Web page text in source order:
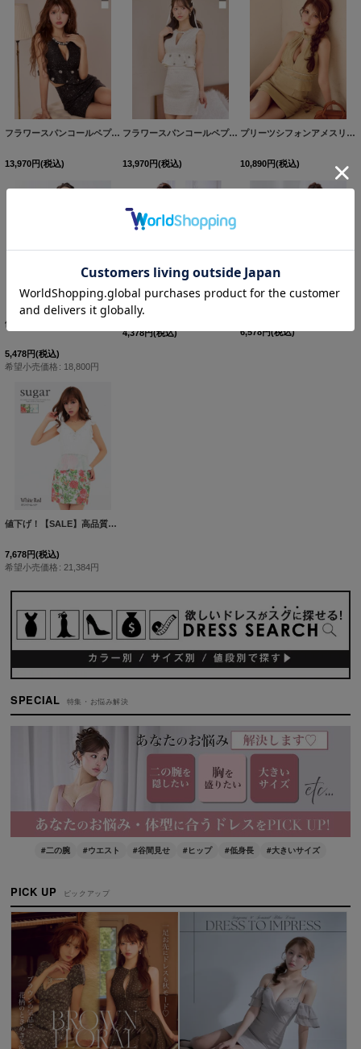
フラワースパンコールペプラムセットアップタイトミニドレス/キャバドレス【XS-Lサイズ/2カラー】[OF03] 【YN】dzw
13,970円(税込)
フラワースパンコールペプラムセットアップタイトミニドレス/キャバドレス【XS-Lサイズ/2カラー】[OF03] 【YN】dzw
13,970円(税込)
プリーツシフォンアメスリタイトミニドレス/キャバドレス【XS-Mサイズ/1カラー】[OF03] 【YN】dzwvAG
10,890円(税込)
5,478円(税込)
希望小売価格 : 18,800円
4,378円(税込) 6,578円(税込)
値下げ！【SALE】高品質☆高級ライン☆エレガントなフラワープリントが華やかなミニワンピースキャバドレス/ミニドレス[HC02]【B】
7,678円(税込)
希望小売価格 : 21,384円
SPECIAL 特集・お悩み解決
#二の腕 #ウエスト #谷間見せ #ヒップ #低身長 #大きいサイズ
PICK UP ピックアップ